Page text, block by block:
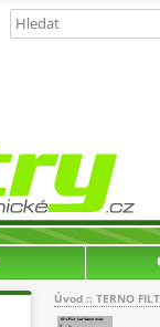
Úvod :: TERNO